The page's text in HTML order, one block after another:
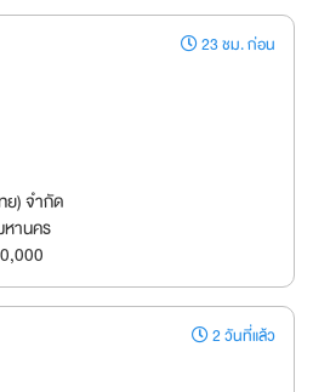
23 ชม. ก่อน
ย) จำกัด
หานคร
2 วันที่แล้ว